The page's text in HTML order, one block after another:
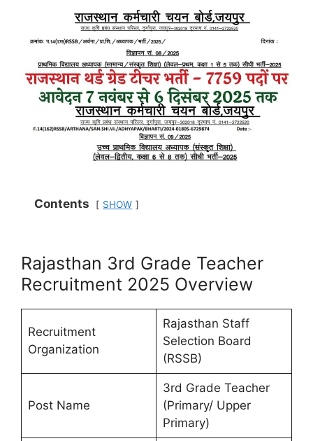
Contents SHOW
Rajasthan 3rd Grade Teacher
Recruitment 2025 Overview
Recruitment
Organization
Rajasthan Staff
Selection Board
(RSSB)
Post Name
3rd Grade Teacher
(Primary/ Upper
Primary)